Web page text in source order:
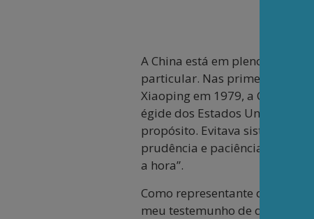
A China está em pleno
particular. Nas primeiras três
Xiaoping em 1979, a China
égide dos Estados Unidos
propósito. Evitava
prudência e paciência
a hora”.
Como representante do Brasil
meu testemunho de que os